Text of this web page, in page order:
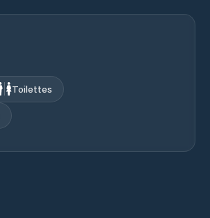
Toilettes